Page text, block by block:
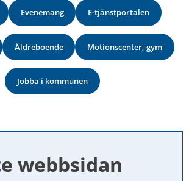
Evenemang E-tjänstportalen
Äldreboende Motionscenter, gym
Jobba i kommunen
webbsidan